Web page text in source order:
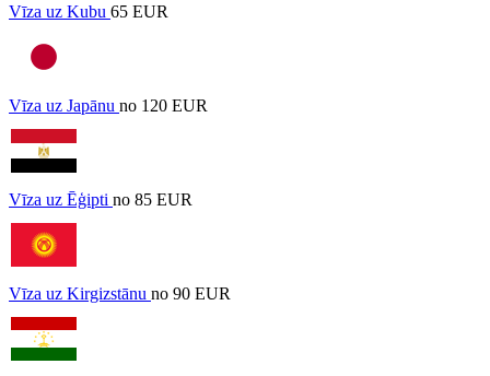
Vīza uz Kubu 65 EUR
Vīza uz Japānu no 120 EUR
Vīza uz Ēģipti no 85 EUR
Vīza uz Kirgizstānu no 90 EUR